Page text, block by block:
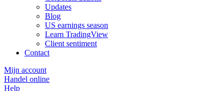
Updates
Blog
US earnings season
Learn TradingView
Client sentiment
Contact
Mijn account
Handel online
Help